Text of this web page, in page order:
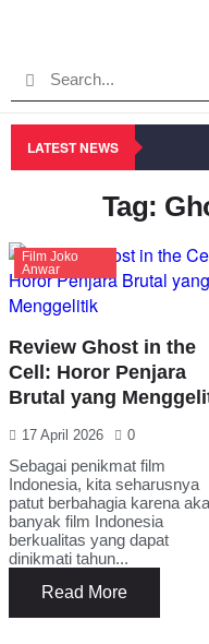
LATEST NEWS
Tag:
Film Joko
Anwar
Review Ghost in the
Cell: Horor Penjara
Brutal yang
17 April 2026 0
Sebagai penikmat film
Indonesia, kita seharusnya
patut berbahagia karena
banyak film Indonesia
berkualitas yang dapat
dinikmati tahun...
Read More